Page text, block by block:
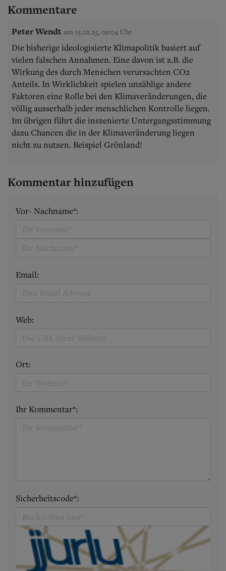
Kommentare
Peter Wendt am 15.02.25, 09:04 Uhr
Die bisherige ideologisierte Klimapolitik basiert auf
vielen falschen Annahmen. Eine davon ist z.B. die
Wirkung des durch Menschen verursachten CO2
Anteils. In Wirklichkeit spielen unzählige andere
Faktoren eine Rolle bei den Klimaveränderungen, die
völlig ausserhalb jeder menschlichen Kontrolle liegen.
Im übrigen führt die inszenierte Untergangsstimmung
dazu Chancen die in der Klimaveränderung liegen
nicht zu nutzen. Beispiel Grönland!
Kommentar hinzufügen
Vor- Nachname*:
Email:
Web:
Ort:
Ihr Kommentar*:
Sicherheitscode*: